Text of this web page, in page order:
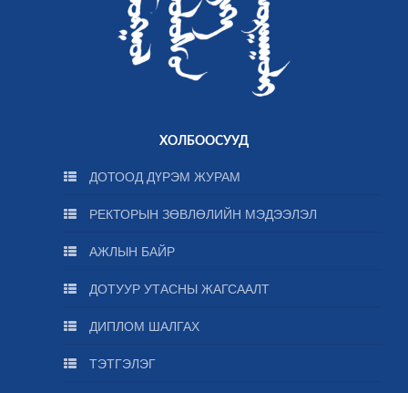
ХОЛБООСУУД
ДОТООД ДҮРЭМ ЖУРАМ
РЕКТОРЫН ЗӨВЛӨЛИЙН МЭДЭЭЛЭЛ
АЖЛЫН БАЙР
ДОТУУР УТАСНЫ ЖАГСААЛТ
ДИПЛОМ ШАЛГАХ
ТЭТГЭЛЭГ